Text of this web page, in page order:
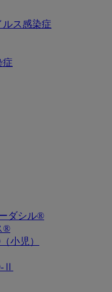
ルス感染症
症
ダシル®
®
小児）
Ⅱ